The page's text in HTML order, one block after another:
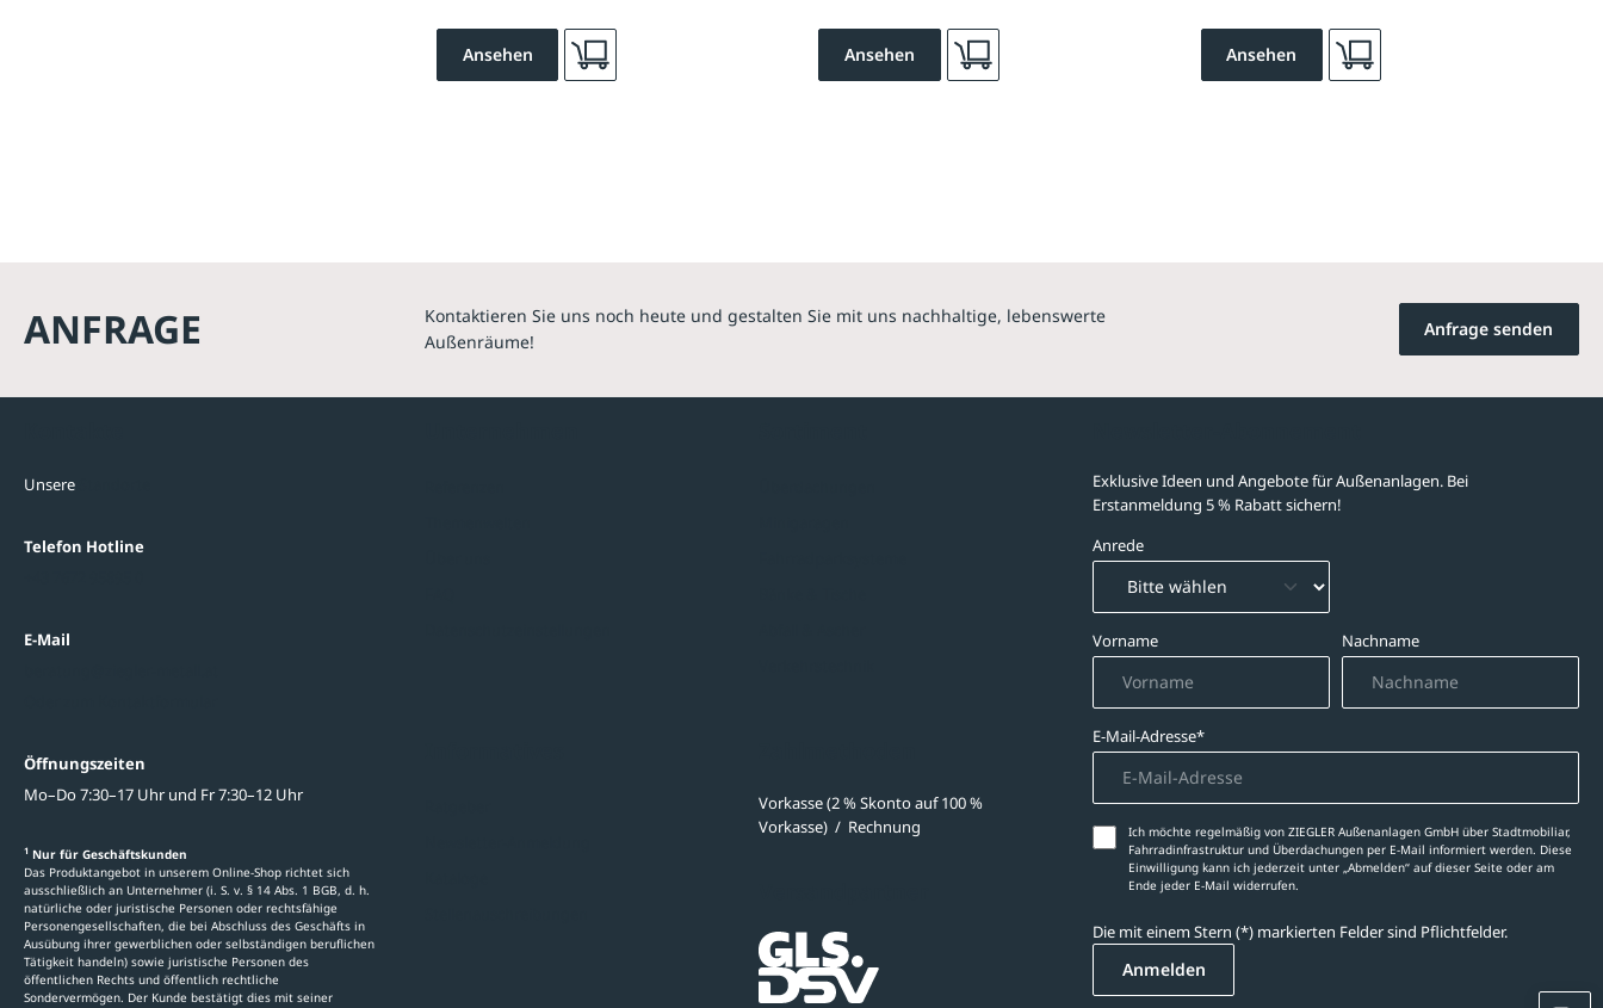
Ansehen Ansehen Ansehen
ANFRAGE
Kontaktieren Sie uns noch heute und gestalten Sie mit uns nachhaltige, lebenswerte
Außenräume!
Anfrage senden
Unsere
Telefon Hotline
E-Mail
Öffnungszeiten
Mo–Do 7:30–17 Uhr und Fr 7:30–12 Uhr
1 Nur für Geschäftskunden
Das Produktangebot in unserem Online-Shop richtet sich
ausschließlich an Unternehmer (i. S. v. § 14 Abs. 1 BGB, d. h.
natürliche oder juristische Personen oder rechtsfähige
Personengesellschaften, die bei Abschluss des Geschäfts in
Ausübung ihrer gewerblichen oder selbständigen beruflichen
Tätigkeit handeln) sowie juristische Personen des
öffentlichen Rechts und öffentlich rechtliche
Sondervermögen. Der Kunde bestätigt dies mit seiner
Vorkasse (2 % Skonto auf 100 %
Vorkasse) / Rechnung
Exklusive Ideen und Angebote für Außenanlagen. Bei
Erstanmeldung 5 % Rabatt sichern!
Anrede
Vorname Nachname
E-Mail-Adresse*
Ich möchte regelmäßig von ZIEGLER Außenanlagen GmbH über Stadtmobiliar,
Fahrradinfrastruktur und Überdachungen per E-Mail informiert werden. Diese
Einwilligung kann ich jederzeit unter „Abmelden‘‘ auf dieser Seite oder am
Ende jeder E-Mail widerrufen.
Die mit einem Stern (*) markierten Felder sind Pflichtfelder.
Anmelden